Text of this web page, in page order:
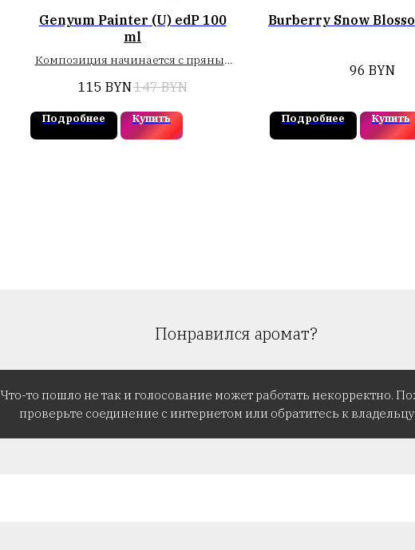
Genyum Painter (U) edP 100
ml
Композиция начинается с пряных
хвойной свежестью
можжевельника. В сердце – ноты
красных водорослей, придают
аромату утонченность и
115 BYN147 BYN
Подробнее Купить
Burberry Snow
96 BYN
Подробнее Купить
Понравился аромат?
Что-то пошло не так и голосование может работать некорректно.
проверьте соединение с интернетом или обратитесь к